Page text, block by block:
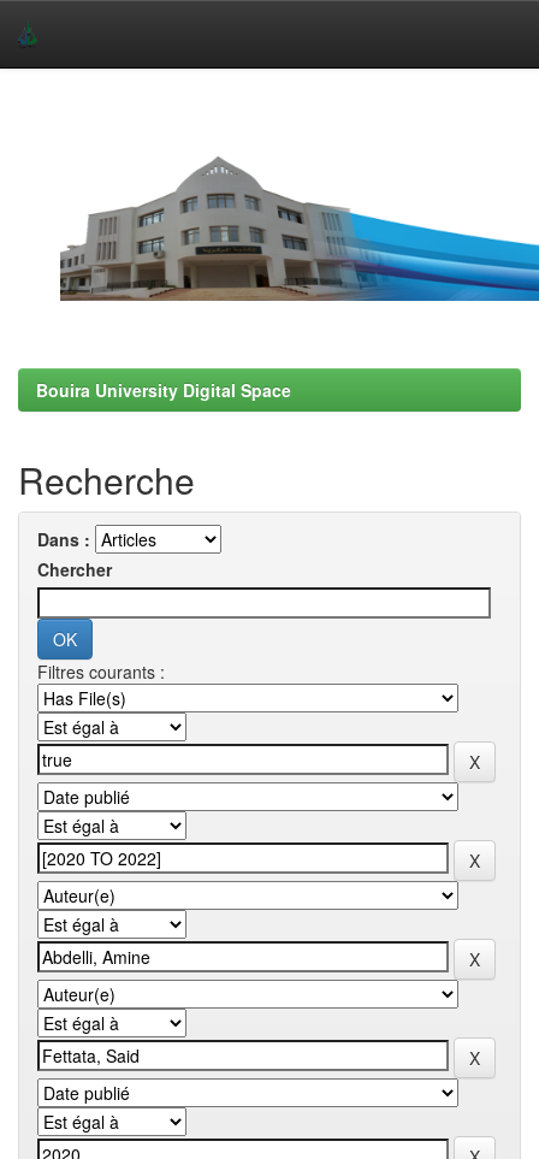
Bouira University Digital Space
Recherche
Dans :
Chercher
Filtres courants :